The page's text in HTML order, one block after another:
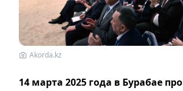
Akorda.kz
14 марта 2025 года в Бурабае